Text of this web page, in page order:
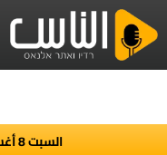
السبت 8 أغسطس 2026